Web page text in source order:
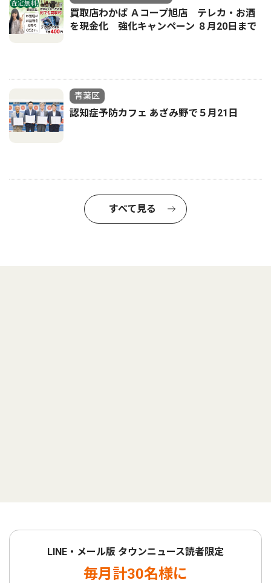
買取店わかば Ａコープ旭店 テレカ・お酒
を現金化 強化キャンペーン ８月20日まで
青葉区
認知症予防カフェ あざみ野で５月21日
すべて見る
LINE・メール版 タウンニュース読者限定
毎月計30名様に